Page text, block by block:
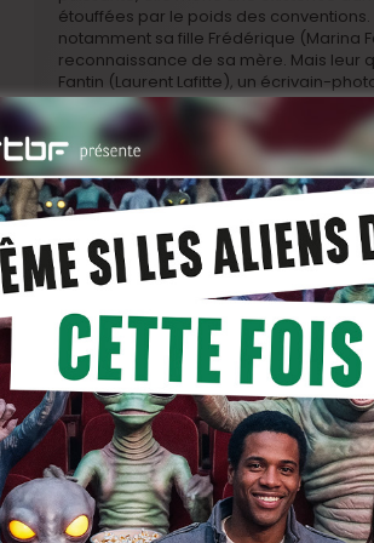
étouffées par le poids des
notamment sa fille Frédérique (Marina
reconnaissance de sa mère. Mais leur
Fantin (Laurent Lafitte), un écrivain-
décomplexée. Leur rencontre lors
fusionnelle, une amitié-amoureuse
s’épanouit au contact de cet homme
s’autorisait plus.
Et cette soudaine complicité fait jaser
astronomiques, les secrets de famille
plus de valeur et où l’affection est un
Klifa ne cherche pas à relater
romanesque et universel sur la